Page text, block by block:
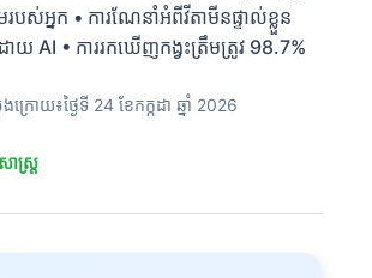
ស់អ្នក • ការណែនាំអំពីវីតាមីនផ្ទាល់ខ្លួន
យ AI • ការរកឃើញកង្វះត្រឹមត្រូវ 98.7%
ចុងក្រោយ៖ថ្ងៃទី 24 ខែកក្កដា ឆ្នាំ 2026
ាស្ត្រ